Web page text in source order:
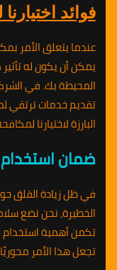
فوائد
عندما يتعلق الأمر
يمكن أن يكون له تأثير
المحيطة بك. في
تقديم خدمات ترتقي
البارزة لاختيارنا
ضمان استخدام
في ظل زيادة القلق
الخطيرة، نحن نضع
تكمن أهمية استخدام
تجعل هذا الأمر